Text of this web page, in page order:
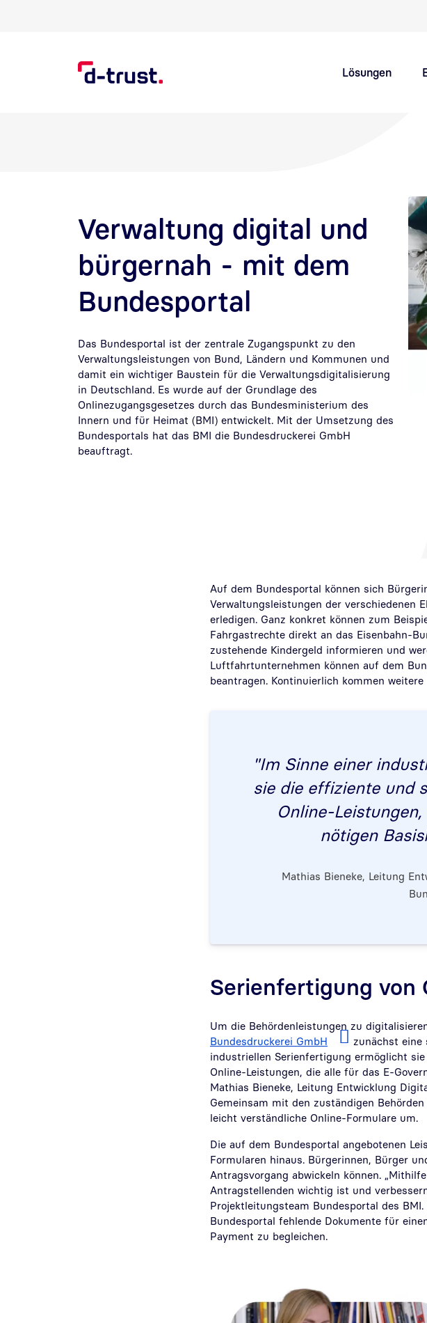
Lösungen
Verwaltung digital und
bürgernah - mit dem
Bundesportal
Das Bundesportal ist der zentrale Zugangspunkt zu den
Verwaltungsleistungen von Bund, Ländern und Kommunen und
damit ein wichtiger Baustein für die Verwaltungsdigitalisierung
in Deutschland. Es wurde auf der Grundlage des
Onlinezugangsgesetzes durch das Bundesministerium des
Innern und für Heimat (BMI) entwickelt. Mit der Umsetzung des
Bundesportals hat das BMI die Bundesdruckerei GmbH
beauftragt.
Auf dem Bundesportal können sich
Verwaltungsleistungen der verschiedenen
erledigen. Ganz konkret können zum
Fahrgastrechte direkt an das Eisenbahn-
zustehende Kindergeld informieren und
Luftfahrtunternehmen können auf dem
beantragen. Kontinuierlich kommen
"Im Sinne einer
sie die effiziente und
Online-
nötigen
Mathias Bieneke, Leitung
Serienfertigung von
Um die Behördenleistungen zu
Bundesdruckerei GmbH
zunächst eine
industriellen Serienfertigung ermöglicht
Online-Leistungen, die alle für das E-
Mathias Bieneke, Leitung Entwicklung
Gemeinsam mit den zuständigen
leicht verständliche Online-Formulare um.
Die auf dem Bundesportal angebotenen
Formularen hinaus. Bürgerinnen, Bürger
Antragsvorgang abwickeln können.
Antragstellenden wichtig ist und
Projektleitungsteam Bundesportal des
Bundesportal fehlende Dokumente für
Payment zu begleichen.